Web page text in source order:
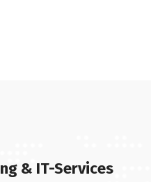
& IT-Services